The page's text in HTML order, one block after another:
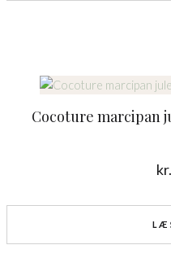
Cocoture marcipan
kr.